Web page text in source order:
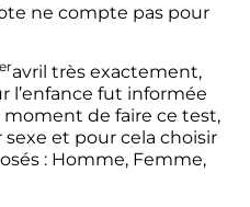
ne compte pas pour
eravril très exactement,
l’enfance fut informée
moment de faire ce test,
et pour cela choisir
: Homme, Femme,